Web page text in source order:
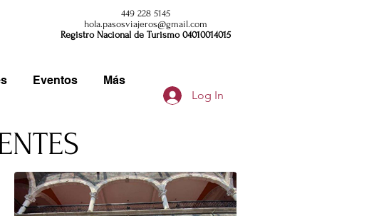
449 228 5145
hola.pasosviajeros@gmail.com
Registro Nacional de Turismo 04010014015
Eventos
Más
Log In